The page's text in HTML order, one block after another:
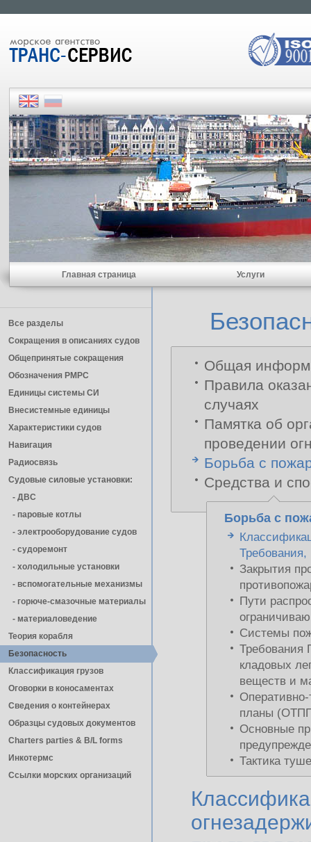
Главная страница Услуги
Все разделы
Сокращения в описаниях судов
Общепринятые сокращения
Обозначения РМРС
Единицы cистемы СИ
Внесистемные единицы
Характеристики судов
Навигация
Радиосвязь
Судовые силовые установки:
- ДВС
- паровые котлы
- электрооборудование судов
- cудоремонт
- холодильные установки
- вспомогательные механизмы
- горюче-смазочные материалы
- материаловедение
Теория корабля
Безопасность
Классификация грузов
Оговорки в коносаментах
Сведения о контейнерах
Образцы судовых документов
Charters parties & B/L forms
Инкотермс
Ссылки морских организаций
Общая
Правила
случаях
Памятка об
проведении
Борьба с
Средства и
Борьба с
Закрытия
Пути
Системы
Требования
кладовых
веществ и
планы
Основные
Тактика